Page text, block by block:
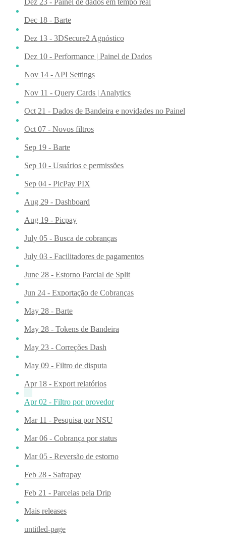
Dec 18 - Barte
Dez 13 - 3DSecure2 Agnóstico
Dez 10 - Performance | Painel de Dados
Nov 14 - API Settings
Nov 11 - Query Cards | Analytics
Oct 21 - Dados de Bandeira e novidades no Painel
Oct 07 - Novos filtros
Sep 19 - Barte
Sep 10 - Usuários e permissões
Sep 04 - PicPay PIX
Aug 29 - Dashboard
Aug 19 - Picpay
July 05 - Busca de cobranças
July 03 - Facilitadores de pagamentos
June 28 - Estorno Parcial de Split
Jun 24 - Exportação de Cobranças
May 28 - Barte
May 28 - Tokens de Bandeira
May 23 - Correções Dash
May 09 - Filtro de disputa
Apr 18 - Export relatórios
Apr 02 - Filtro por provedor
Mar 11 - Pesquisa por NSU
Mar 06 - Cobrança por status
Mar 05 - Reversão de estorno
Feb 28 - Safrapay
Feb 21 - Parcelas pela Drip
Mais releases
untitled-page